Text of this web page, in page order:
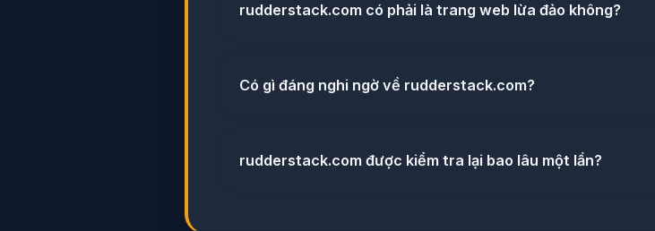
rudderstack.com có phải là trang web lừa đảo không?
Có gì đáng nghi ngờ về rudderstack.com?
rudderstack.com được kiểm tra lại bao lâu một lần?